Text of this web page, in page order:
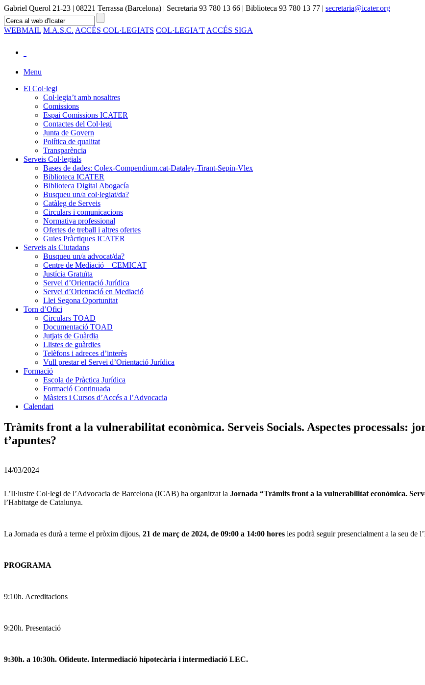
Gabriel Querol 21-23 | 08221 Terrassa (Barcelona) | Secretaria 93 780 13 66 | Biblioteca 93 780 13 77 | secretaria@icater.org
WEBMAIL M.A.S.C. ACCÉS COL·LEGIATS COL·LEGIA'T ACCÉS SIGA
Menu
El Col·legi
Col·legia’t amb nosaltres
Comissions
Espai Comissions ICATER
Contactes del Col·legi
Junta de Govern
Política de qualitat
Transparència
Serveis Col·legials
Bases de dades: Colex-Compendium.cat-Dataley-Tirant-Sepín-Vlex
Biblioteca ICATER
Biblioteca Digital Abogacía
Busqueu un/a col·legiat/da?
Catàleg de Serveis
Circulars i comunicacions
Normativa professional
Ofertes de treball i altres ofertes
Guies Pràctiques ICATER
Serveis als Ciutadans
Busqueu un/a advocat/da?
Centre de Mediació – CEMICAT
Justícia Gratuïta
Servei d’Orientació Jurídica
Servei d’Orientació en Mediació
Llei Segona Oportunitat
Torn d’Ofici
Circulars TOAD
Documentació TOAD
Jutjats de Guàrdia
Llistes de guàrdies
Telèfons i adreces d’interès
Vull prestar el Servei d’Orientació Jurídica
Formació
Escola de Pràctica Jurídica
Formació Continuada
Màsters i Cursos d’Accés a l’Advocacia
Calendari
Tràmits front a la vulnerabilitat econòmica. Serveis Socials. Aspectes processals:
t’apuntes?
14/03/2024
L’Il·lustre Col·legi de l’Advocacia de Barcelona (ICAB) ha organitzat la Jornada “Tràmits front a la vulnerabilitat econòmica.
l’Habitatge de Catalunya.
La Jornada es durà a terme el pròxim dijous, 21 de març de 2024, de 09:00 a 14:00 hores ies podrà seguir presencialment a la seu
PROGRAMA
9:10h. Acreditacions
9:20h. Presentació
9:30h. a 10:30h. Ofideute. Intermediació hipotecària i intermediació LEC.